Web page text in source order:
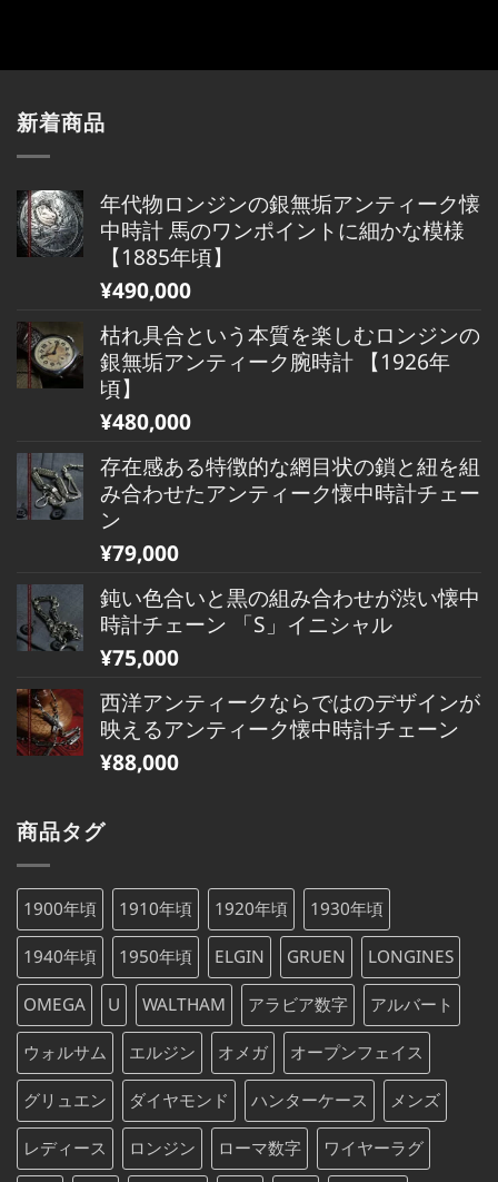
新着商品
年代物ロンジンの銀無垢アンティーク懐
中時計 馬のワンポイントに細かな模様
【1885年頃】
¥490,000
枯れ具合という本質を楽しむロンジンの
銀無垢アンティーク腕時計 【1926年
頃】
¥480,000
存在感ある特徴的な網目状の鎖と紐を組
み合わせたアンティーク懐中時計チェー
ン
¥79,000
鈍い色合いと黒の組み合わせが渋い懐中
時計チェーン 「S」イニシャル
¥75,000
西洋アンティークならではのデザインが
映えるアンティーク懐中時計チェーン
¥88,000
商品タグ
1900年頃 1910年頃 1920年頃 1930年頃
1940年頃 1950年頃 ELGIN GRUEN LONGINES
OMEGA U WALTHAM アラビア数字 アルバート
ウォルサム エルジン オメガ オープンフェイス
グリュエン ダイヤモンド ハンターケース メンズ
レディース ロンジン ローマ数字 ワイヤーラグ